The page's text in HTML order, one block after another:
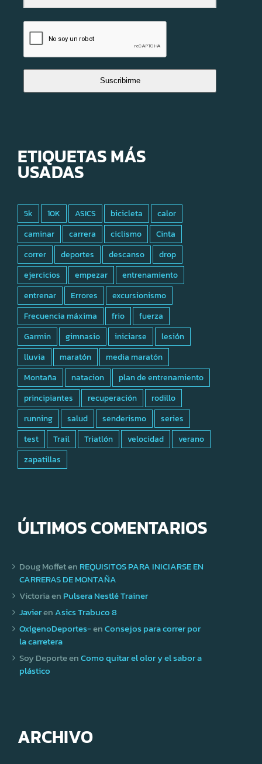
Suscribirme
ETIQUETAS MÁS
USADAS
5k 10K ASICS bicicleta
calor
caminar
carrera ciclismo
Cinta
correr
deportes descanso
drop
ejercicios
empezar
entrenamiento
entrenar
Errores
excursionismo
Frecuencia máxima
frio
fuerza
Garmin
gimnasio iniciarse
lesión
lluvia
maratón
media maratón
Montaña
natacion
plan de entrenamiento
principiantes
recuperación
rodillo
running
salud senderismo
series
test
Trail Triatlón velocidad
verano
zapatillas
ÚLTIMOS COMENTARIOS
Doug Moffeten REQUISITOS PARA INICIARSE EN
CARRERAS DE MONTAÑA
Victoriaen Pulsera Nestlé Trainer
JavierenAsics Trabuco 8
OxígenoDeportes-enConsejos para correr por
la carretera
Soy DeporteenComo quitar el olor y el sabor a
plástico
ARCHIVO